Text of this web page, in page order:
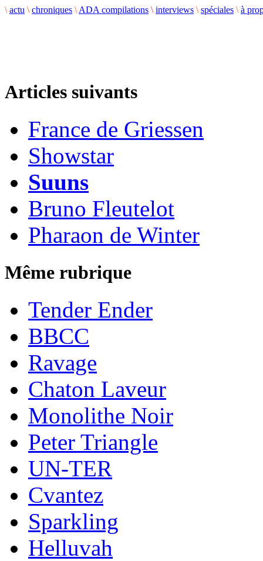
\ actu \ chroniques \ ADA compilations \ interviews \ spéciales \ à
Articles suivants
France de Griessen
Showstar
Suuns
Bruno Fleutelot
Pharaon de Winter
Même rubrique
Tender Ender
BBCC
Ravage
Chaton Laveur
Monolithe Noir
Peter Triangle
UN-TER
Cvantez
Sparkling
Helluvah